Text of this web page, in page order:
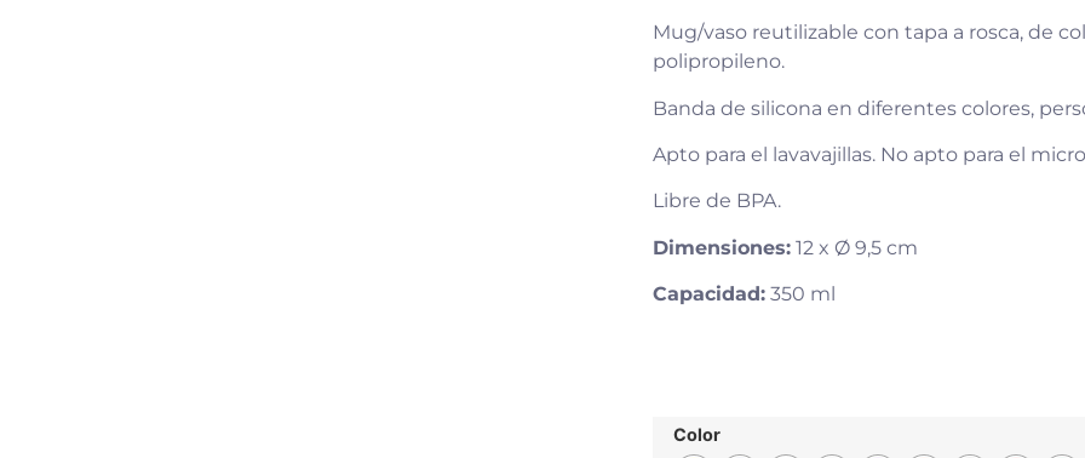
Mug/vaso reutilizable con tapa a rosca, de
polipropileno.
Banda de silicona en diferentes colores,
Apto para el lavavajillas. No apto para el
Libre de BPA.
Dimensiones: 12 x Ø 9,5 cm
Capacidad: 350 ml
Color